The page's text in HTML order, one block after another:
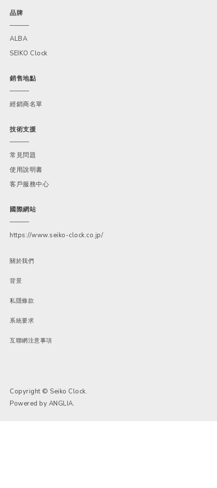
品牌
ALBA
SEIKO Clock
銷售地點
經銷商名單
技術支援
常見問題
使用說明書
客戶服務中心
國際網站
https://www.seiko-clock.co.jp/
關於我們
背景
私隱條款
系統要求
互聯網注意事項
Copyright © Seiko Clock.
Powered by ANGLIA.